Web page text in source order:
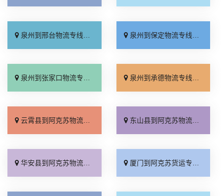
泉州到邢台物流专线_天天发车「高速快运」 泉州到保定物流专线_快运有保障「一站直达」
泉州到张家口物流专线_直达特快专线「门到门接送」 泉州到承德物流专线_直达到站「运费多少」
云霄县到阿克苏物流专线_不随意加价「门到门接送」 东山县到阿克苏物流专线_费用多少「全境到达」
华安县到阿克苏物流专线_直发全境「直达往返」 厦门到阿克苏货运专线-厦门到阿克苏物流公司_上门取件「快速直达」